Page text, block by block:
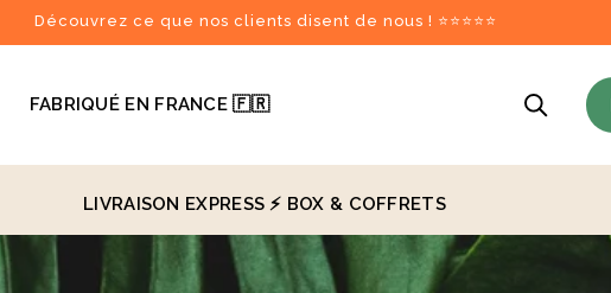
Découvrez ce que nos clients disent de nous ! ⭐⭐⭐⭐⭐
FABRIQUÉ EN FRANCE 🇫🇷
LIVRAISON EXPRESS ⚡️ BOX & COFFRETS